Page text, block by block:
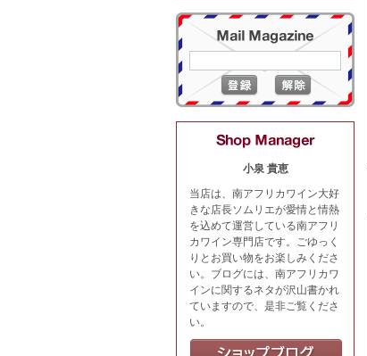
小泉 貴恵
当店は、南アフリカワイン大好
きな店長ソムリエが愛情と情熱
を込めて運営している南アフリ
カワイン専門店です。ごゆっく
りとお買い物をお楽しみくださ
い。ブログには、南アフリカワ
インに関するネタが沢山書かれ
ていますので、是非ご覧くださ
い。